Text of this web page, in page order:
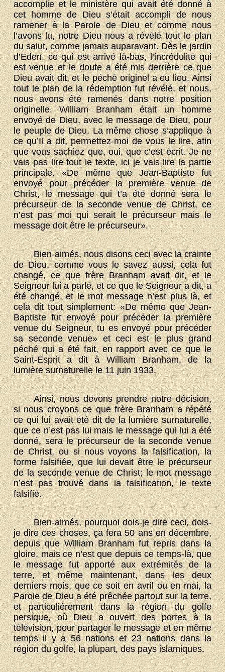
accomplie et le ministère qui avait été donné à
cet homme de Dieu s’était accompli de nous
ramener à la Parole de Dieu et comme nous
l’avons lu, notre Dieu nous a révélé tout le plan
du salut, comme jamais auparavant. Dès le jardin
d’Eden, ce qui est arrivé là-bas, l’incrédulité qui
est venue et le doute a été mis derrière ce que
Dieu avait dit, et le péché originel a eu lieu. Ainsi
tout le plan de la rédemption fut révélé, et nous,
nous avons été ramenés dans notre position
originelle. William Branham était un homme
envoyé de Dieu, avec le message de Dieu, pour
le peuple de Dieu. La même chose s’applique à
ce qu’Il a dit, permettez-moi de vous le lire, afin
que vous sachiez que, oui, que c’est écrit. Je ne
vais pas lire tout le texte, ici je vais lire la partie
principale. «De même que Jean-Baptiste fut
envoyé pour précéder la première venue de
Christ, le message qui t’a été donné sera le
précurseur de la seconde venue de Christ, ce
n’est pas moi qui serait le précurseur mais le
message doit être le précurseur».
Bien-aimés, nous disons ceci avec la crainte
de Dieu, comme vous le savez aussi, cela fut
changé, ce que frère Branham avait dit, et le
Seigneur lui a parlé, et ce que le Seigneur a dit, a
été changé, et le mot message n’est plus là, et
cela dit tout simplement: «De même que Jean-
Baptiste fut envoyé pour précéder la première
venue du Seigneur, tu es envoyé pour précéder
sa seconde venue» et ceci est le plus grand
péché qui a été fait, en rapport avec ce que le
Saint-Esprit a dit à William Branham, de la
lumière surnaturelle le 11 juin 1933.
Ainsi, nous devons prendre notre décision,
si nous croyons ce que frère Branham a répété
ce qui lui avait été dit de la lumière surnaturelle,
que ce n’est pas lui mais le message qui lui a été
donné, sera le précurseur de la seconde venue
de Christ, ou si nous voyons la falsification, la
forme falsifiée, que lui devait être le précurseur
de la seconde venue de Christ; le mot message
n’est pas trouvé dans la falsification, le texte
falsifié.
Bien-aimés, pourquoi dois-je dire ceci, dois-
je dire ces choses, ça fera 50 ans en décembre,
depuis que William Branham fut repris dans la
gloire, mais ce n’est que depuis ce temps-là, que
le message fut apporté aux extrémités de la
terre, et même maintenant, dans les deux
derniers mois, que ce soit en avril ou en mai, la
Parole de Dieu a été prêchée partout sur la terre,
et particulièrement dans la région du golfe
persique, où Dieu a ouvert des portes à la
télévision, pour partager le message et en même
temps il y a 56 nations et 23 nations dans la
région du golfe, la plupart, des pays islamiques.